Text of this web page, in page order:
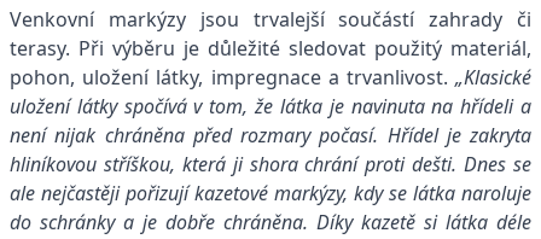
Venkovní markýzy jsou trvalejší součástí zahrady či
terasy. Při výběru je důležité sledovat použitý materiál,
pohon, uložení látky, impregnace a trvanlivost.„Klasické
uložení látky spočívá v tom, že látka je navinuta na hřídeli a
není nijak chráněna před rozmary počasí. Hřídel je zakryta
hliníkovou stříškou, která ji shora chrání proti dešti. Dnes se
ale nejčastěji pořizují kazetové markýzy, kdy se látka naroluje
do schránky a je dobře chráněna. Díky kazetě si látka déle